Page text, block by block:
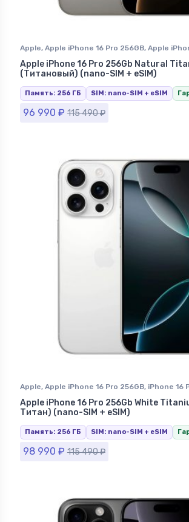
Apple, Apple iPhone 16 Pro 256GB, Apple
Natural Titanium (Натуральный Титан) ,
iPhone в Ставрополе
Apple iPhone 16 Pro 256Gb Natural
(Титановый) (nano-SIM + eSIM)
Память: 256 ГБ SIM: nano-SIM + eSIM
96 990 ₽ 115 490₽
Apple, Apple iPhone 16 Pro 256GB, iPhone 16
Ставрополе
Apple iPhone 16 Pro 256Gb White
Титан) (nano-SIM + eSIM)
Память: 256 ГБ SIM: nano-SIM + eSIM
98 990 ₽ 115 490₽